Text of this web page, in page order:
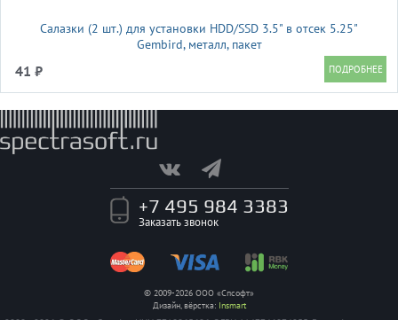
Салазки (2 шт.) для установки HDD/SSD 3.5" в отсек 5.25"
Gembird, металл, пакет
41 ₽
+7 495 984 3383
Заказать звонок
© 2009-2026 ООО «Спсофт»
Дизайн, вёрстка: Insmart